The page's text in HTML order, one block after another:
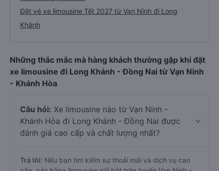
Đặt vé xe limousine Tết 2027 từ Vạn Ninh đi Long
Khánh
Những thắc mắc mà hàng khách thường gặp khi đặt
xe limousine đi Long Khánh - Đồng Nai từ Vạn Ninh
- Khánh Hòa
Câu hỏi: Xe limousine nào từ Vạn Ninh -
Khánh Hòa đi Long Khánh - Đồng Nai được
đánh giá cao cấp và chất lượng nhất?
Trả lời: Nếu bạn tìm kiếm sự thoải mái và dịch vụ cao